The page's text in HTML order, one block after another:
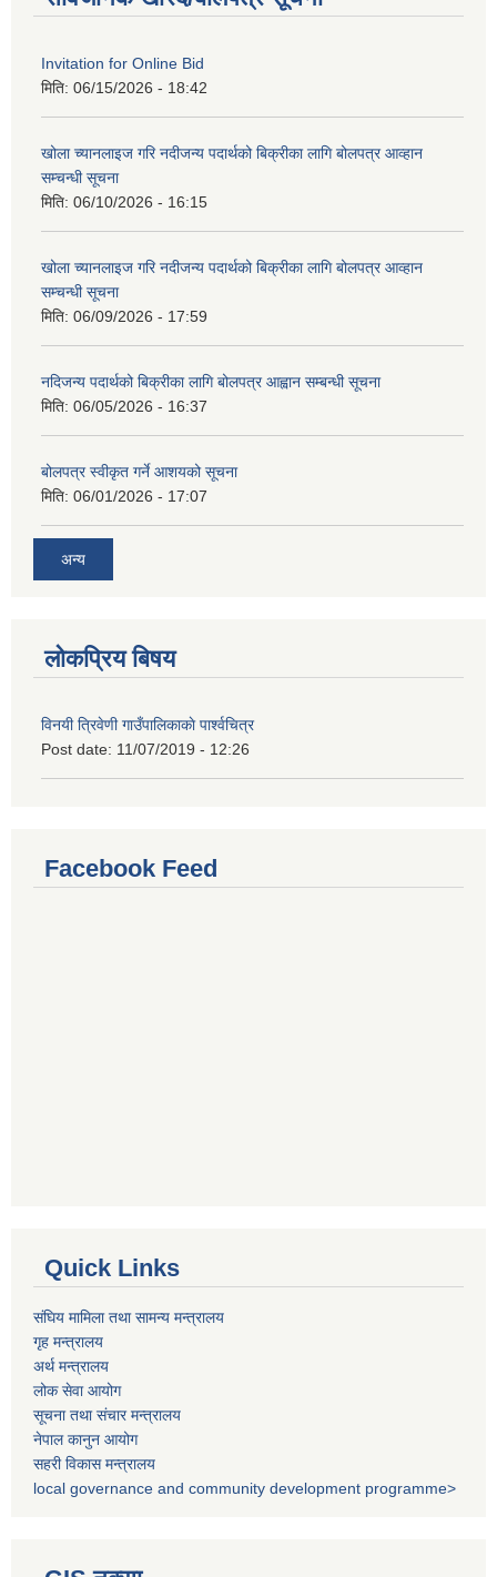
Invitation for Online Bid
मिति: 06/15/2026 - 18:42
खोला च्यानलाइज गरि नदीजन्य पदार्थको बिक्रीका लागि बोलपत्र आव्हान
सम्चन्धी सूचना
मिति: 06/10/2026 - 16:15
खोला च्यानलाइज गरि नदीजन्य पदार्थको बिक्रीका लागि बोलपत्र आव्हान
सम्चन्धी सूचना
मिति: 06/09/2026 - 17:59
नदिजन्य पदार्थको बिक्रीका लागि बोलपत्र आह्वान सम्बन्धी सूचना
मिति: 06/05/2026 - 16:37
बोलपत्र स्वीकृत गर्ने आशयको सूचना
मिति: 06/01/2026 - 17:07
अन्य
लोकप्रिय बिषय
विनयी त्रिवेणी गाउँपालिकाकाे पार्श्वचित्र
Post date: 11/07/2019 - 12:26
Facebook Feed
Quick Links
संघिय मामिला तथा सामन्य मन्त्रालय
गृह मन्त्रालय
अर्थ मन्त्रालय
लोक सेवा आयोग
सूचना तथा संचार मन्त्रालय
नेपाल कानुन आयोग
सहरी विकास मन्त्रालय
local governance and community development programme>